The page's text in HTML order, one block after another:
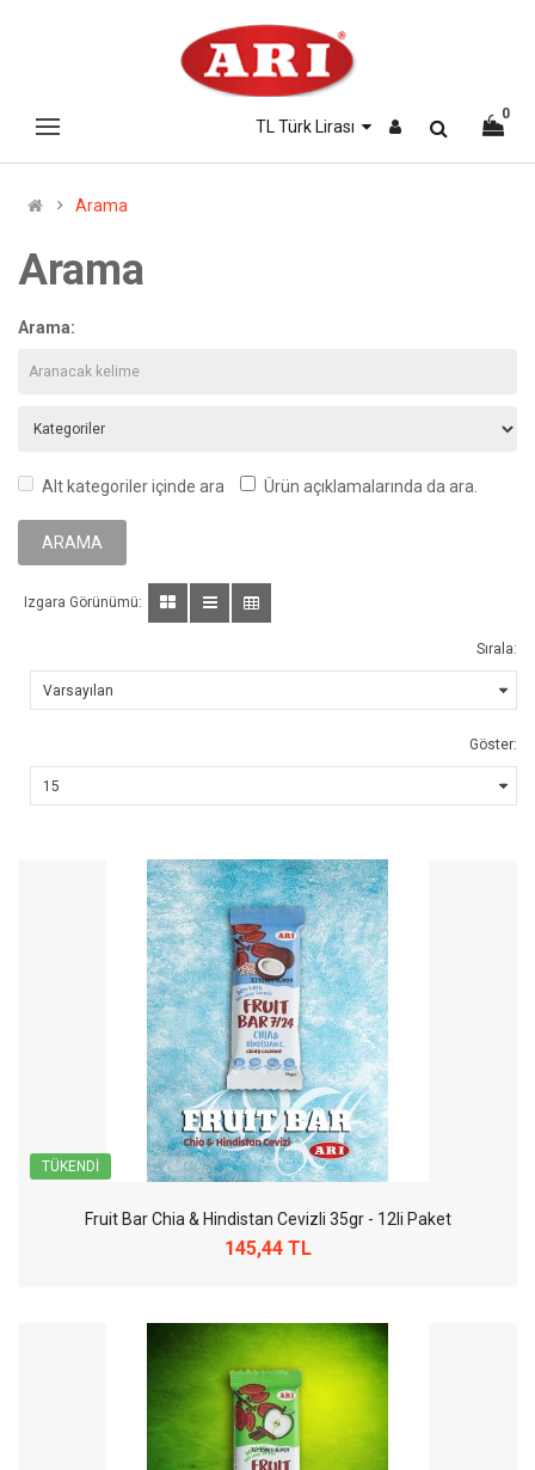
0
Arama
Arama
Arama:
Alt kategoriler içinde ara Ürün açıklamalarında da ara.
Izgara Görünümü:
Sırala:
Göster:
TÜKENDI
Fruit Bar Chia & Hindistan Cevizli 35gr - 12li Paket
145,44 TL